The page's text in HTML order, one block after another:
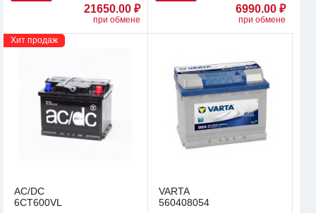
21650.00 ₽
при обмене
6990.00 ₽
при обмене
Хит продаж
AC/DC
6CT600VL
VARTA
560408054